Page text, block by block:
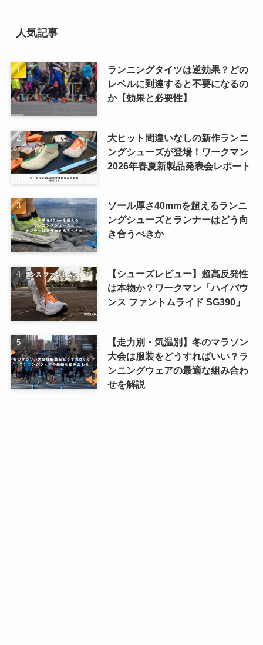
人気記事
ランニングタイツは逆効果？どの
レベルに到達すると不要になるの
か【効果と必要性】
大ヒット間違いなしの新作ランニ
ングシューズが登場！ワークマン
2026年春夏新製品発表会レポート
ソール厚さ40mmを超えるランニ
ングシューズとランナーはどう向
き合うべきか
【シューズレビュー】超高反発性
は本物か？ワークマン「ハイバウ
ンス ファントムライド SG390」
【走力別・気温別】冬のマラソン
大会は服装をどうすればいい？ラ
ンニングウェアの最適な組み合わ
せを解説